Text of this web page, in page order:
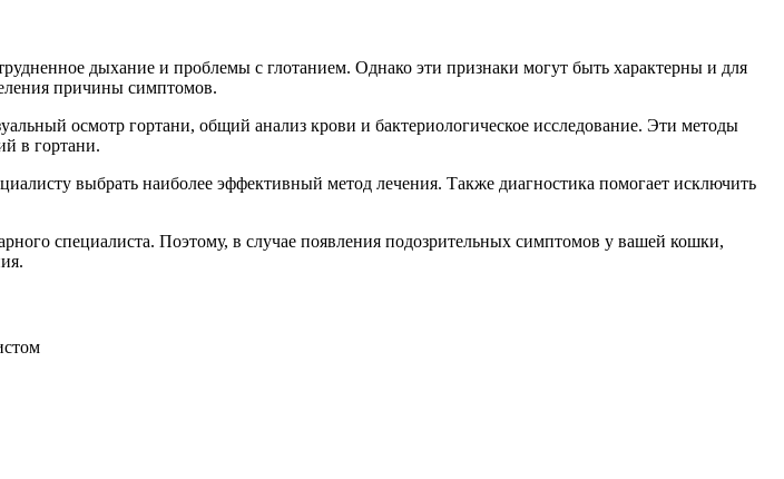
дыхание и проблемы с глотанием. Однако эти признаки могут быть характерны и для
причины симптомов.
осмотр гортани, общий анализ крови и бактериологическое исследование. Эти методы
в гортани.
выбрать наиболее эффективный метод лечения. Также диагностика помогает исключить
специалиста. Поэтому, в случае появления подозрительных симптомов у вашей кошки,